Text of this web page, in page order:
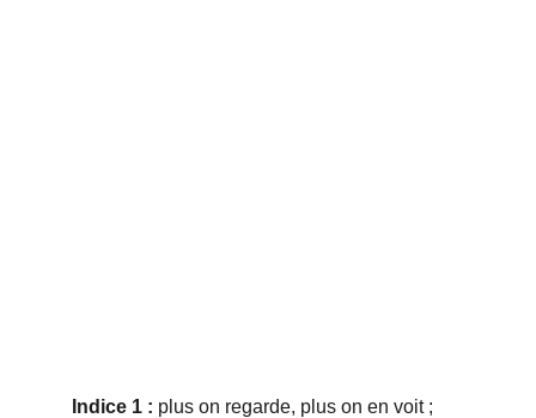
Indice 1 : plus on regarde, plus on en voit ;